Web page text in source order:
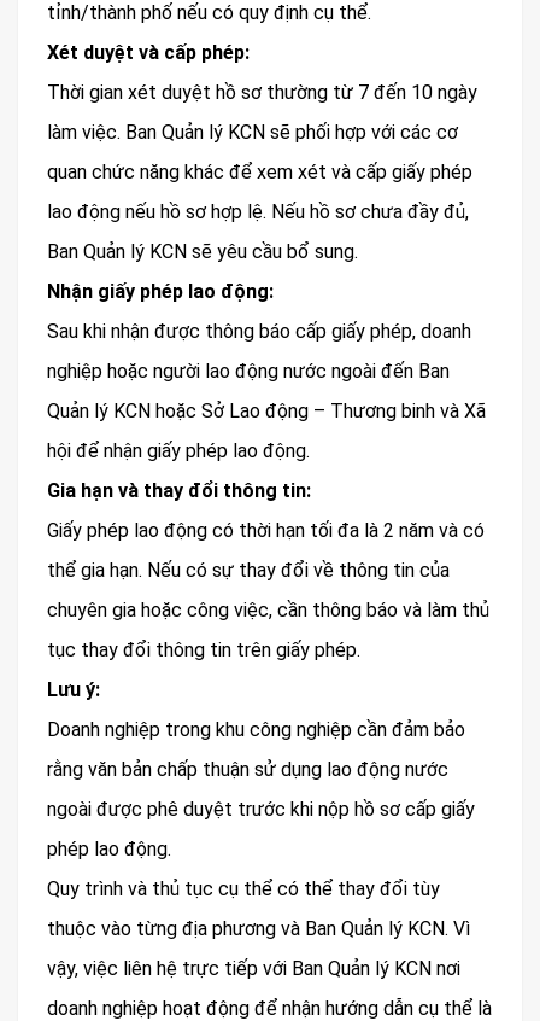
tỉnh/thành phố nếu có quy định cụ thể.
Xét duyệt và cấp phép:
Thời gian xét duyệt hồ sơ thường từ 7 đến 10 ngày
làm việc. Ban Quản lý KCN sẽ phối hợp với các cơ
quan chức năng khác để xem xét và cấp giấy phép
lao động nếu hồ sơ hợp lệ. Nếu hồ sơ chưa đầy đủ,
Ban Quản lý KCN sẽ yêu cầu bổ sung.
Nhận giấy phép lao động:
Sau khi nhận được thông báo cấp giấy phép, doanh
nghiệp hoặc người lao động nước ngoài đến Ban
Quản lý KCN hoặc Sở Lao động – Thương binh và Xã
hội để nhận giấy phép lao động.
Gia hạn và thay đổi thông tin:
Giấy phép lao động có thời hạn tối đa là 2 năm và có
thể gia hạn. Nếu có sự thay đổi về thông tin của
chuyên gia hoặc công việc, cần thông báo và làm thủ
tục thay đổi thông tin trên giấy phép.
Lưu ý:
Doanh nghiệp trong khu công nghiệp cần đảm bảo
rằng văn bản chấp thuận sử dụng lao động nước
ngoài được phê duyệt trước khi nộp hồ sơ cấp giấy
phép lao động.
Quy trình và thủ tục cụ thể có thể thay đổi tùy
thuộc vào từng địa phương và Ban Quản lý KCN. Vì
vậy, việc liên hệ trực tiếp với Ban Quản lý KCN nơi
doanh nghiệp hoạt động để nhận hướng dẫn cụ thể là